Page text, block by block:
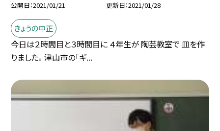
公開日 2021/01/21 更新日 2021/01/28
きょうの中正
今日は２時間目と３時間目に ４年生が 陶芸教室で 皿を作
りました。 津山市の「ギ...